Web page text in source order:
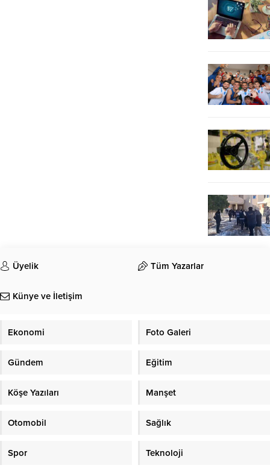
Üyelik Tüm Yazarlar
Künye ve İletişim
Ekonomi Foto Galeri
Gündem Eğitim
Köşe Yazıları Manşet
Otomobil Sağlık
Spor Teknoloji